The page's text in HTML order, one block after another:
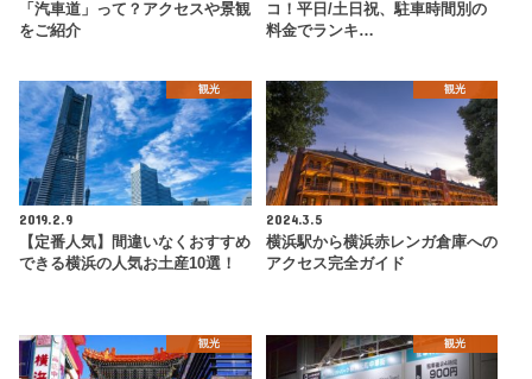
「汽車道」って？アクセスや景観
をご紹介
コ！平日/土日祝、駐車時間別の
料金でランキ…
観光
2019.2.9
【定番人気】間違いなくおすすめ
できる横浜の人気お土産10選！
観光
2024.3.5
横浜駅から横浜赤レンガ倉庫への
アクセス完全ガイド
観光 観光